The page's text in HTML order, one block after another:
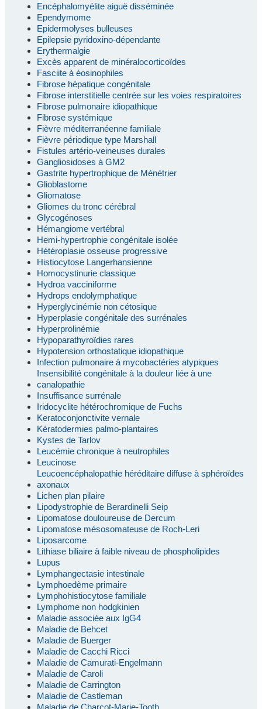
Encéphalomyélite aiguë disséminée
Ependymome
Epidermolyses bulleuses
Epilepsie pyridoxino-dépendante
Erythermalgie
Excès apparent de minéralocorticoïdes
Fasciite à éosinophiles
Fibrose hépatique congénitale
Fibrose interstitielle centrée sur les voies respiratoires
Fibrose pulmonaire idiopathique
Fibrose systémique
Fièvre méditerranéenne familiale
Fièvre périodique type Marshall
Fistules artério-veineuses durales
Gangliosidoses à GM2
Gastrite hypertrophique de Ménétrier
Glioblastome
Gliomatose
Gliomes du tronc cérébral
Glycogénoses
Hémangiome vertébral
Hemi-hypertrophie congénitale isolée
Hétéroplasie osseuse progressive
Histiocytose Langerhansienne
Homocystinurie classique
Hydroa vacciniforme
Hydrops endolymphatique
Hyperglycinémie non cétosique
Hyperplasie congénitale des surrénales
Hyperprolinémie
Hypoparathyroïdies rares
Hypotension orthostatique idiopathique
Infection pulmonaire à mycobactéries atypiques
Insensibilité congénitale à la douleur liée à une
canalopathie
Insuffisance surrénale
Iridocyclite hétérochromique de Fuchs
Keratoconjonctivite vernale
Kératodermies palmo-plantaires
Kystes de Tarlov
Leucémie chronique à neutrophiles
Leucinose
Leucoencéphalopathie héréditaire diffuse à sphéroïdes
axonaux
Lichen plan pilaire
Lipodystrophie de Berardinelli Seip
Lipomatose douloureuse de Dercum
Lipomatose mésosomateuse de Roch-Leri
Liposarcome
Lithiase biliaire à faible niveau de phospholipides
Lupus
Lymphangectasie intestinale
Lymphoedème primaire
Lymphohistiocytose familiale
Lymphome non hodgkinien
Maladie associée aux IgG4
Maladie de Behcet
Maladie de Buerger
Maladie de Cacchi Ricci
Maladie de Camurati-Engelmann
Maladie de Caroli
Maladie de Carrington
Maladie de Castleman
Maladie de Charcot-Marie-Tooth